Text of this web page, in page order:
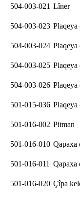
504-003-021 Lîner
504-003-023 Plaqeya
504-003-024 Plaqeya
504-003-025 Plaqeya
504-003-026 Plaqeya
501-015-036 Plaqeya
501-016-002 Pitman
501-016-010 Qapaxa
501-016-011 Qapaxa
501-016-020 Çîpa